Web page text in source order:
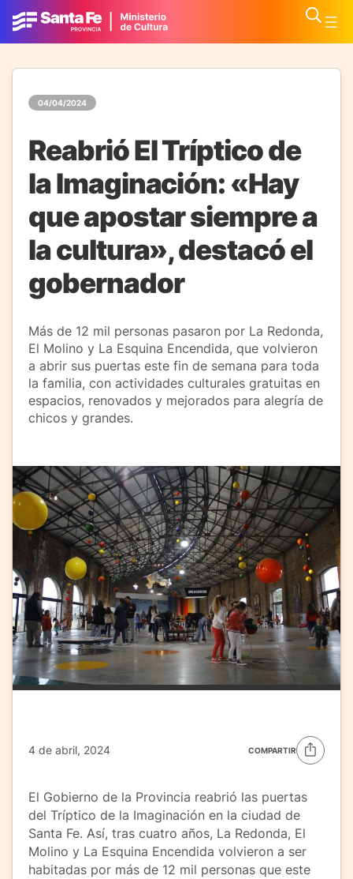
04/04/2024
Reabrió El Tríptico de
la Imaginación: «Hay
que apostar siempre a
la cultura», destacó el
gobernador
Más de 12 mil personas pasaron por La Redonda,
El Molino y La Esquina Encendida, que volvieron
a abrir sus puertas este fin de semana para toda
la familia, con actividades culturales gratuitas en
espacios, renovados y mejorados para alegría de
chicos y grandes.
4 de abril, 2024 COMPARTIR
El Gobierno de la Provincia reabrió las puertas
del Tríptico de la Imaginación en la ciudad de
Santa Fe. Así, tras cuatro años, La Redonda, El
Molino y La Esquina Encendida volvieron a ser
habitadas por más de 12 mil personas que este